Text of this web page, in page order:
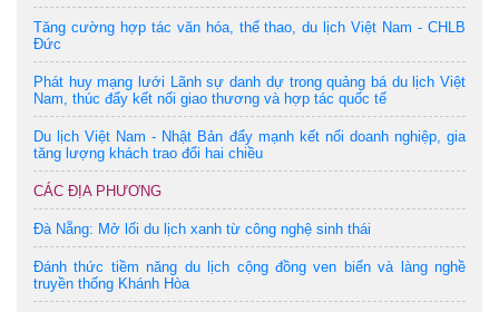
Tăng cường hợp tác văn hóa, thể thao, du lịch Việt Nam - CHLB
Đức
Phát huy mạng lưới Lãnh sự danh dự trong quảng bá du lịch Việt
Nam, thúc đẩy kết nối giao thương và hợp tác quốc tế
Du lịch Việt Nam - Nhật Bản đẩy mạnh kết nối doanh nghiệp, gia
tăng lượng khách trao đổi hai chiều
CÁC ĐỊA PHƯƠNG
Đà Nẵng: Mở lối du lịch xanh từ công nghệ sinh thái
Đánh thức tiềm năng du lịch cộng đồng ven biển và làng nghề
truyền thống Khánh Hòa